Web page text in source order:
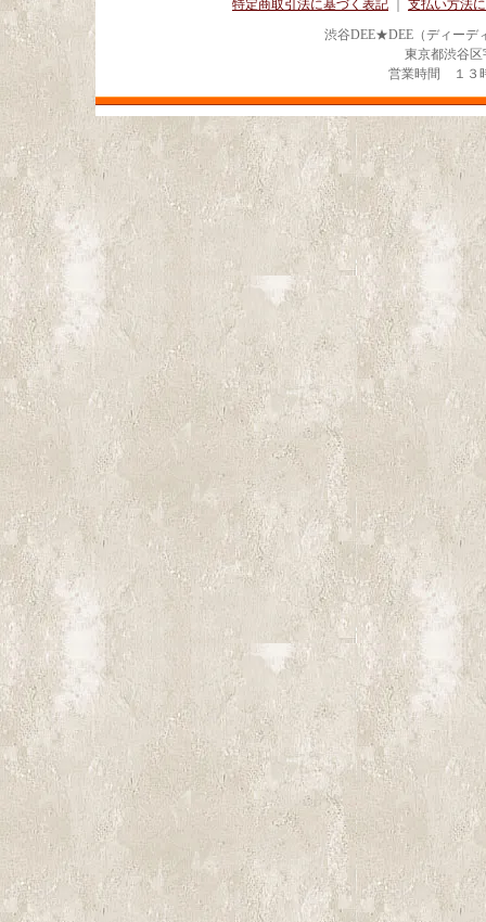
特定商取引法に基づく表記
支払い方法
渋谷DEE★DEE（ディーデ
東京都渋谷
営業時間 １３